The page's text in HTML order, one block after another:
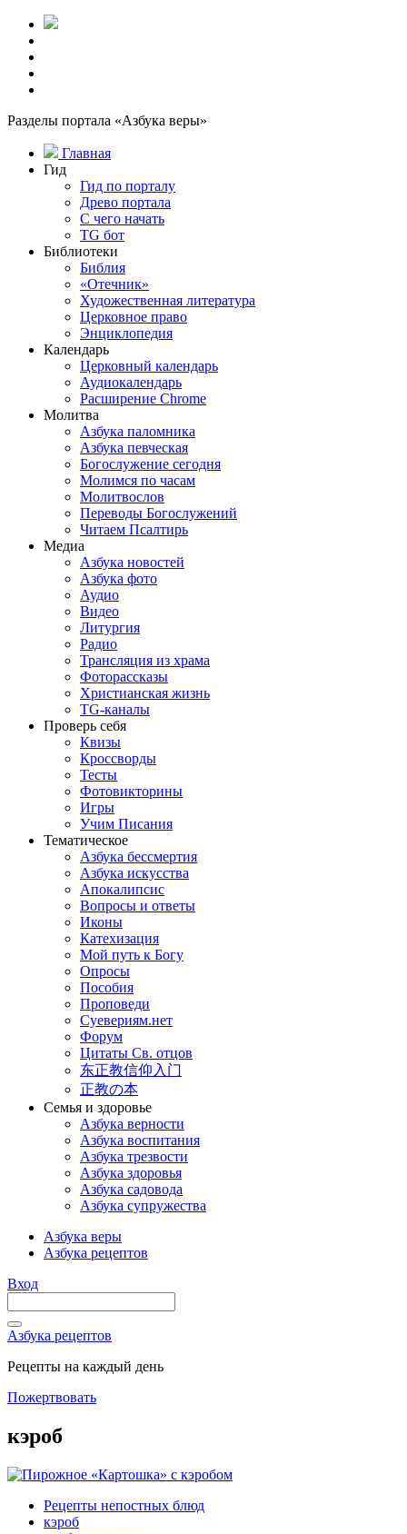
Разделы портала «Азбука веры»
Главная
Гид
Гид по порталу
Древо портала
С чего начать
TG бот
Библиотеки
Библия
«Отечник»
Художественная литература
Церковное право
Энциклопедия
Календарь
Церковный календарь
Аудиокалендарь
Расширение Chrome
Молитва
Азбука паломника
Азбука певческая
Богослужение сегодня
Молимся по часам
Молитвослов
Переводы Богослужений
Читаем Псалтирь
Медиа
Азбука новостей
Азбука фото
Аудио
Видео
Литургия
Радио
Трансляция из храма
Фоторассказы
Христианская жизнь
TG-каналы
Проверь себя
Квизы
Кроссворды
Тесты
Фотовикторины
Игры
Учим Писания
Тематическое
Азбука бессмертия
Азбука искусства
Апокалипсис
Вопросы и ответы
Иконы
Катехизация
Мой путь к Богу
Опросы
Пособия
Проповеди
Суевериям.нет
Форум
Цитаты Св. отцов
东正教信仰入门
正教の本
Семья и здоровье
Азбука верности
Азбука воспитания
Азбука трезвости
Азбука здоровья
Азбука садовода
Азбука супружества
Азбука веры
Азбука рецептов
Вход
Азбука рецептов
Рецепты на каждый день
Пожертвовать
кэроб
Рецепты непостных блюд
кэроб